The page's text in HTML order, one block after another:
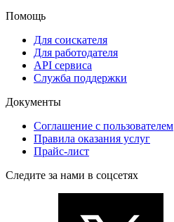
Помощь
Для соискателя
Для работодателя
API сервиса
Служба поддержки
Документы
Соглашение с пользователем
Правила оказания услуг
Прайс-лист
Следите за нами в соцсетях